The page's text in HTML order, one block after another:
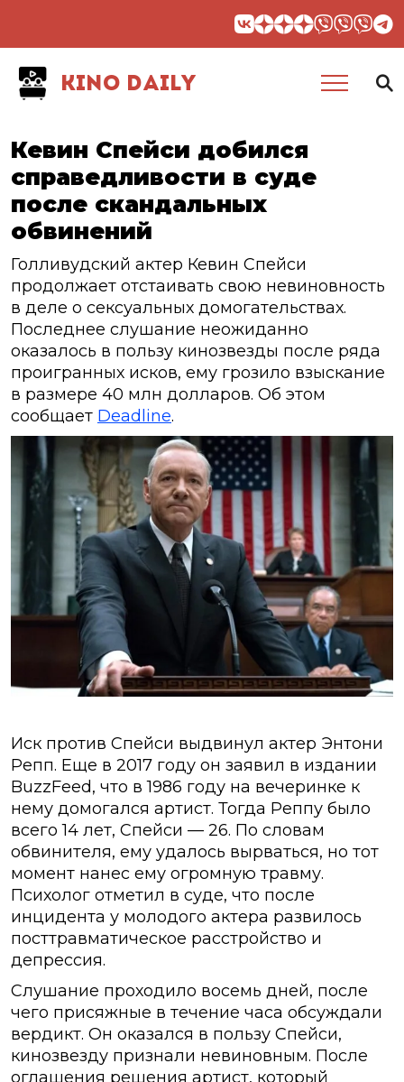
KINO DAILY
Кевин Спейси добился
справедливости в суде
после скандальных
обвинений
Голливудский актер Кевин Спейси
продолжает отстаивать свою невиновность
в деле о сексуальных домогательствах.
Последнее слушание неожиданно
оказалось в пользу кинозвезды после ряда
проигранных исков, ему грозило взыскание
в размере 40 млн долларов. Об этом
сообщает Deadline.
Иск против Спейси выдвинул актер Энтони
Репп. Еще в 2017 году он заявил в издании
BuzzFeed, что в 1986 году на вечеринке к
нему домогался артист. Тогда Реппу было
всего 14 лет, Спейси — 26. По словам
обвинителя, ему удалось вырваться, но тот
момент нанес ему огромную травму.
Психолог отметил в суде, что после
инцидента у молодого актера развилось
посттравматическое расстройство и
депрессия.
Слушание проходило восемь дней, после
чего присяжные в течение часа обсуждали
вердикт. Он оказался в пользу Спейси,
кинозвезду признали невиновным. После
оглашения решения артист, который